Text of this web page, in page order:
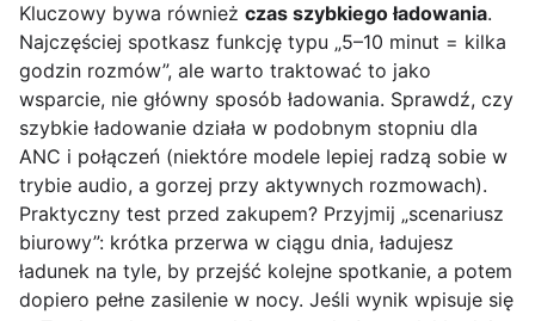
Kluczowy bywa również czas szybkiego ładowania.
Najczęściej spotkasz funkcję typu „5–10 minut = kilka
godzin rozmów”, ale warto traktować to jako
wsparcie, nie główny sposób ładowania. Sprawdź, czy
szybkie ładowanie działa w podobnym stopniu dla
ANC i połączeń (niektóre modele lepiej radzą sobie w
trybie audio, a gorzej przy aktywnych rozmowach).
Praktyczny test przed zakupem? Przyjmij „scenariusz
biurowy”: krótka przerwa w ciągu dnia, ładujesz
ładunek na tyle, by przejść kolejne spotkanie, a potem
dopiero pełne zasilenie w nocy. Jeśli wynik wpisuje się